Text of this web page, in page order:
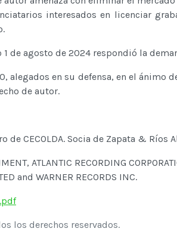
interesados en licenciar
de agosto de 2024 respondió la
alegados en su defensa, en el
de autor.
CECOLDA. Socia de Zapata & Ríos
ATLANTIC RECORDING
and WARNER RECORDS INC.
los derechos reservados.